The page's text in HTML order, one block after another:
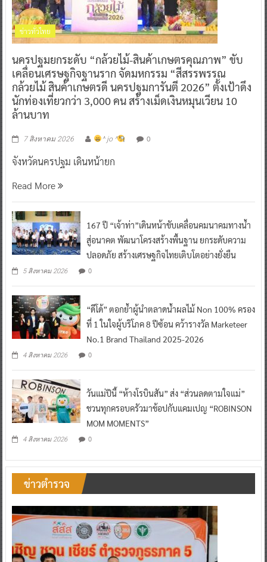
ข่าวทั่วไทย
นครปฐมยกระดับ “กล้วยไม้-สินค้าเกษตรคุณภาพ” ขับ
เคลื่อนเศรษฐกิจฐานราก จัดมหกรรม “สีสรรพรรณ
กล้วยไม้ สินค้าเกษตรดี นครปฐมการันตี 2026” ตั้งเป้าดึง
นักท่องเที่ยวกว่า 3,000 คน สร้างเม็ดเงินหมุนเวียน 10
ล้านบาท
7 สิงหาคม 2026 ^ jo ^ 0
จังหวัดนครปฐม เดินหน้ายก
Read More
167 ปี “เจ้าท่า”เดินหน้าขับเคลื่อนคมนาคมทางน้ำ
สู่อนาคต พัฒนาโครงสร้างพื้นฐาน ยกระดับความ
ปลอดภัย สร้างเศรษฐกิจไทยเติบโตอย่างยั่งยืน
5 สิงหาคม 2026 0
“ดีโด้” ตอกย้ำผู้นำตลาดน้ำผลไม้ Non 100% ครอง
ที่ 1 ในใจผู้บริโภค 8 ปีซ้อน คว้ารางวัล Marketeer
No.1 Brand Thailand 2025-2026
4 สิงหาคม 2026 0
วันแม่ปีนี้ “ห้างโรบินสัน” ส่ง “ส่วนลดตามใจแม่”
ชวนทุกครอบครัวมาช้อปกับแคมเปญ “ROBINSON
MOM MOMENTS”
4 สิงหาคม 2026 0
ข่าวตำรวจ